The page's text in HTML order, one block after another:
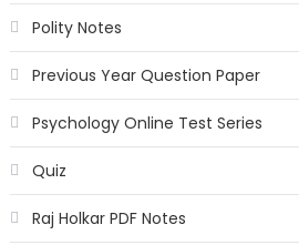
Polity Notes
Previous Year Question Paper
Psychology Online Test Series
Quiz
Raj Holkar PDF Notes